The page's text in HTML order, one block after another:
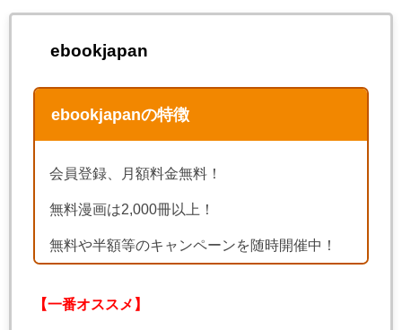
ebookjapan
ebookjapanの特徴
会員登録、月額料金無料！
無料漫画は2,000冊以上！
無料や半額等のキャンペーンを随時開催中！
【一番オススメ】